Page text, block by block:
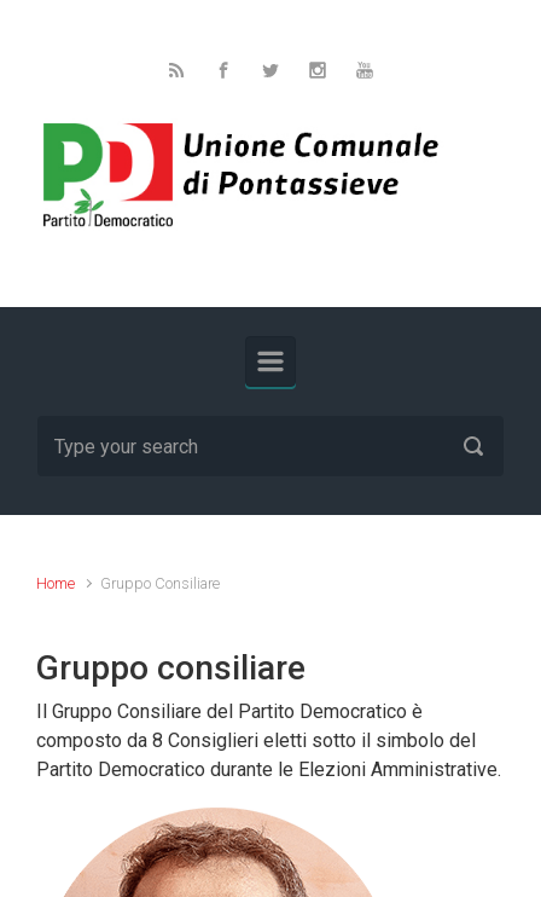
Home Gruppo Consiliare
Gruppo consiliare
Il Gruppo Consiliare del Partito Democratico è
composto da 8 Consiglieri eletti sotto il simbolo del
Partito Democratico durante le Elezioni Amministrative.